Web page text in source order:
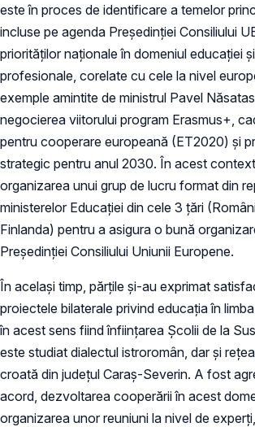
este în proces de identificare a temelor
incluse pe agenda Președinției Consiliului
priorităților naționale în domeniul educației
profesionale, corelate cu cele la nivel
exemple amintite de ministrul Pavel
negocierea viitorului program Erasmus+,
pentru cooperare europeană (ET2020) și
strategic pentru anul 2030. În acest
organizarea unui grup de lucru format din
ministerelor Educației din cele 3 țări
Finlanda) pentru a asigura o bună
Președinției Consiliului Uniunii Europene.
În același timp, părțile și-au exprimat
proiectele bilaterale privind educația în
în acest sens fiind înființarea Școlii de la
este studiat dialectul istroromân, dar și
croată din județul Caraș-Severin. A fost
acord, dezvoltarea cooperării în acest
organizarea unor reuniuni la nivel de